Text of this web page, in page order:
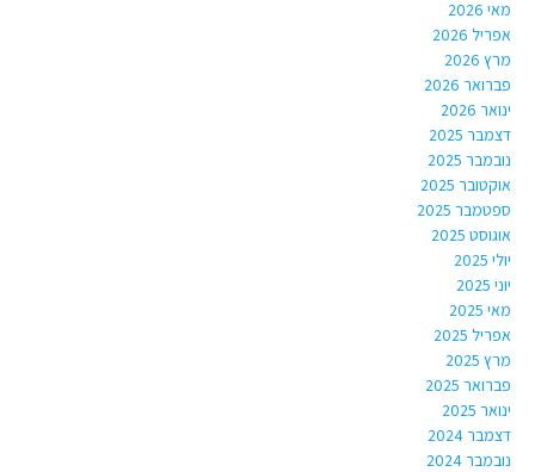
מאי 2026
אפריל 2026
מרץ 2026
פברואר 2026
ינואר 2026
דצמבר 2025
נובמבר 2025
אוקטובר 2025
ספטמבר 2025
אוגוסט 2025
יולי 2025
יוני 2025
מאי 2025
אפריל 2025
מרץ 2025
פברואר 2025
ינואר 2025
דצמבר 2024
נובמבר 2024